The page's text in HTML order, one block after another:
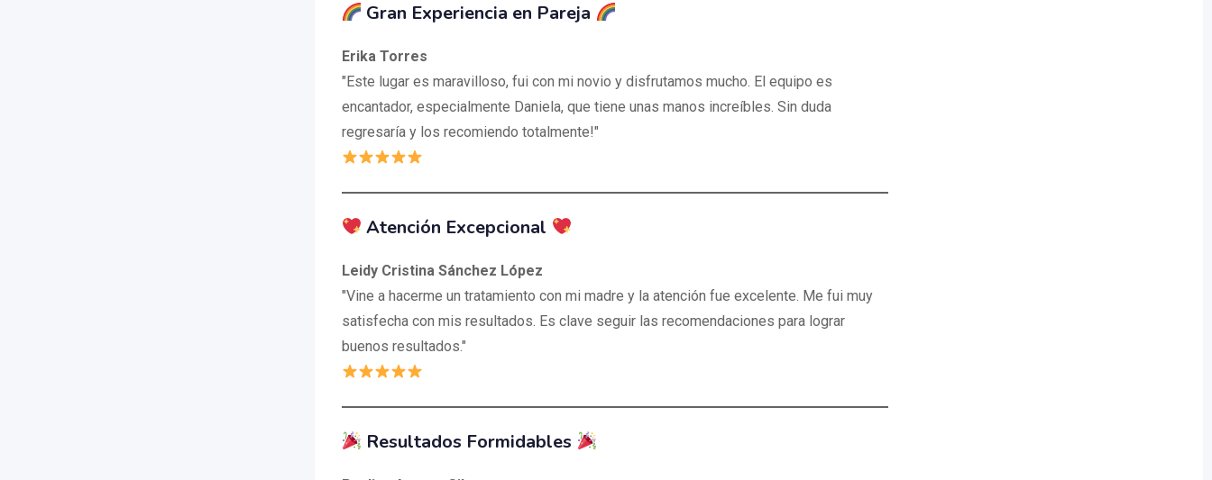
Gran Experiencia en Pareja
Erika Torres
"Este lugar es maravilloso, fui con mi novio y disfrutamos mucho. El equipo es
encantador, especialmente Daniela, que tiene unas manos increíbles. Sin duda
regresaría y los recomiendo totalmente!"
Atención Excepcional
Leidy Cristina Sánchez López
"Vine a hacerme un tratamiento con mi madre y la atención fue excelente. Me fui muy
satisfecha con mis resultados. Es clave seguir las recomendaciones para lograr
buenos resultados."
Resultados Formidables